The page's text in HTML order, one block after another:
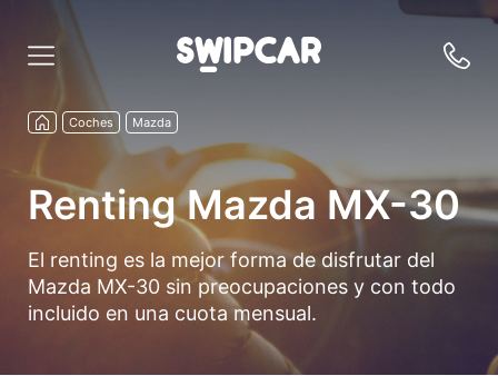
Coches Mazda
Renting Mazda MX-30
El renting es la mejor forma de disfrutar del
Mazda MX-30 sin preocupaciones y con todo
incluido en una cuota mensual.